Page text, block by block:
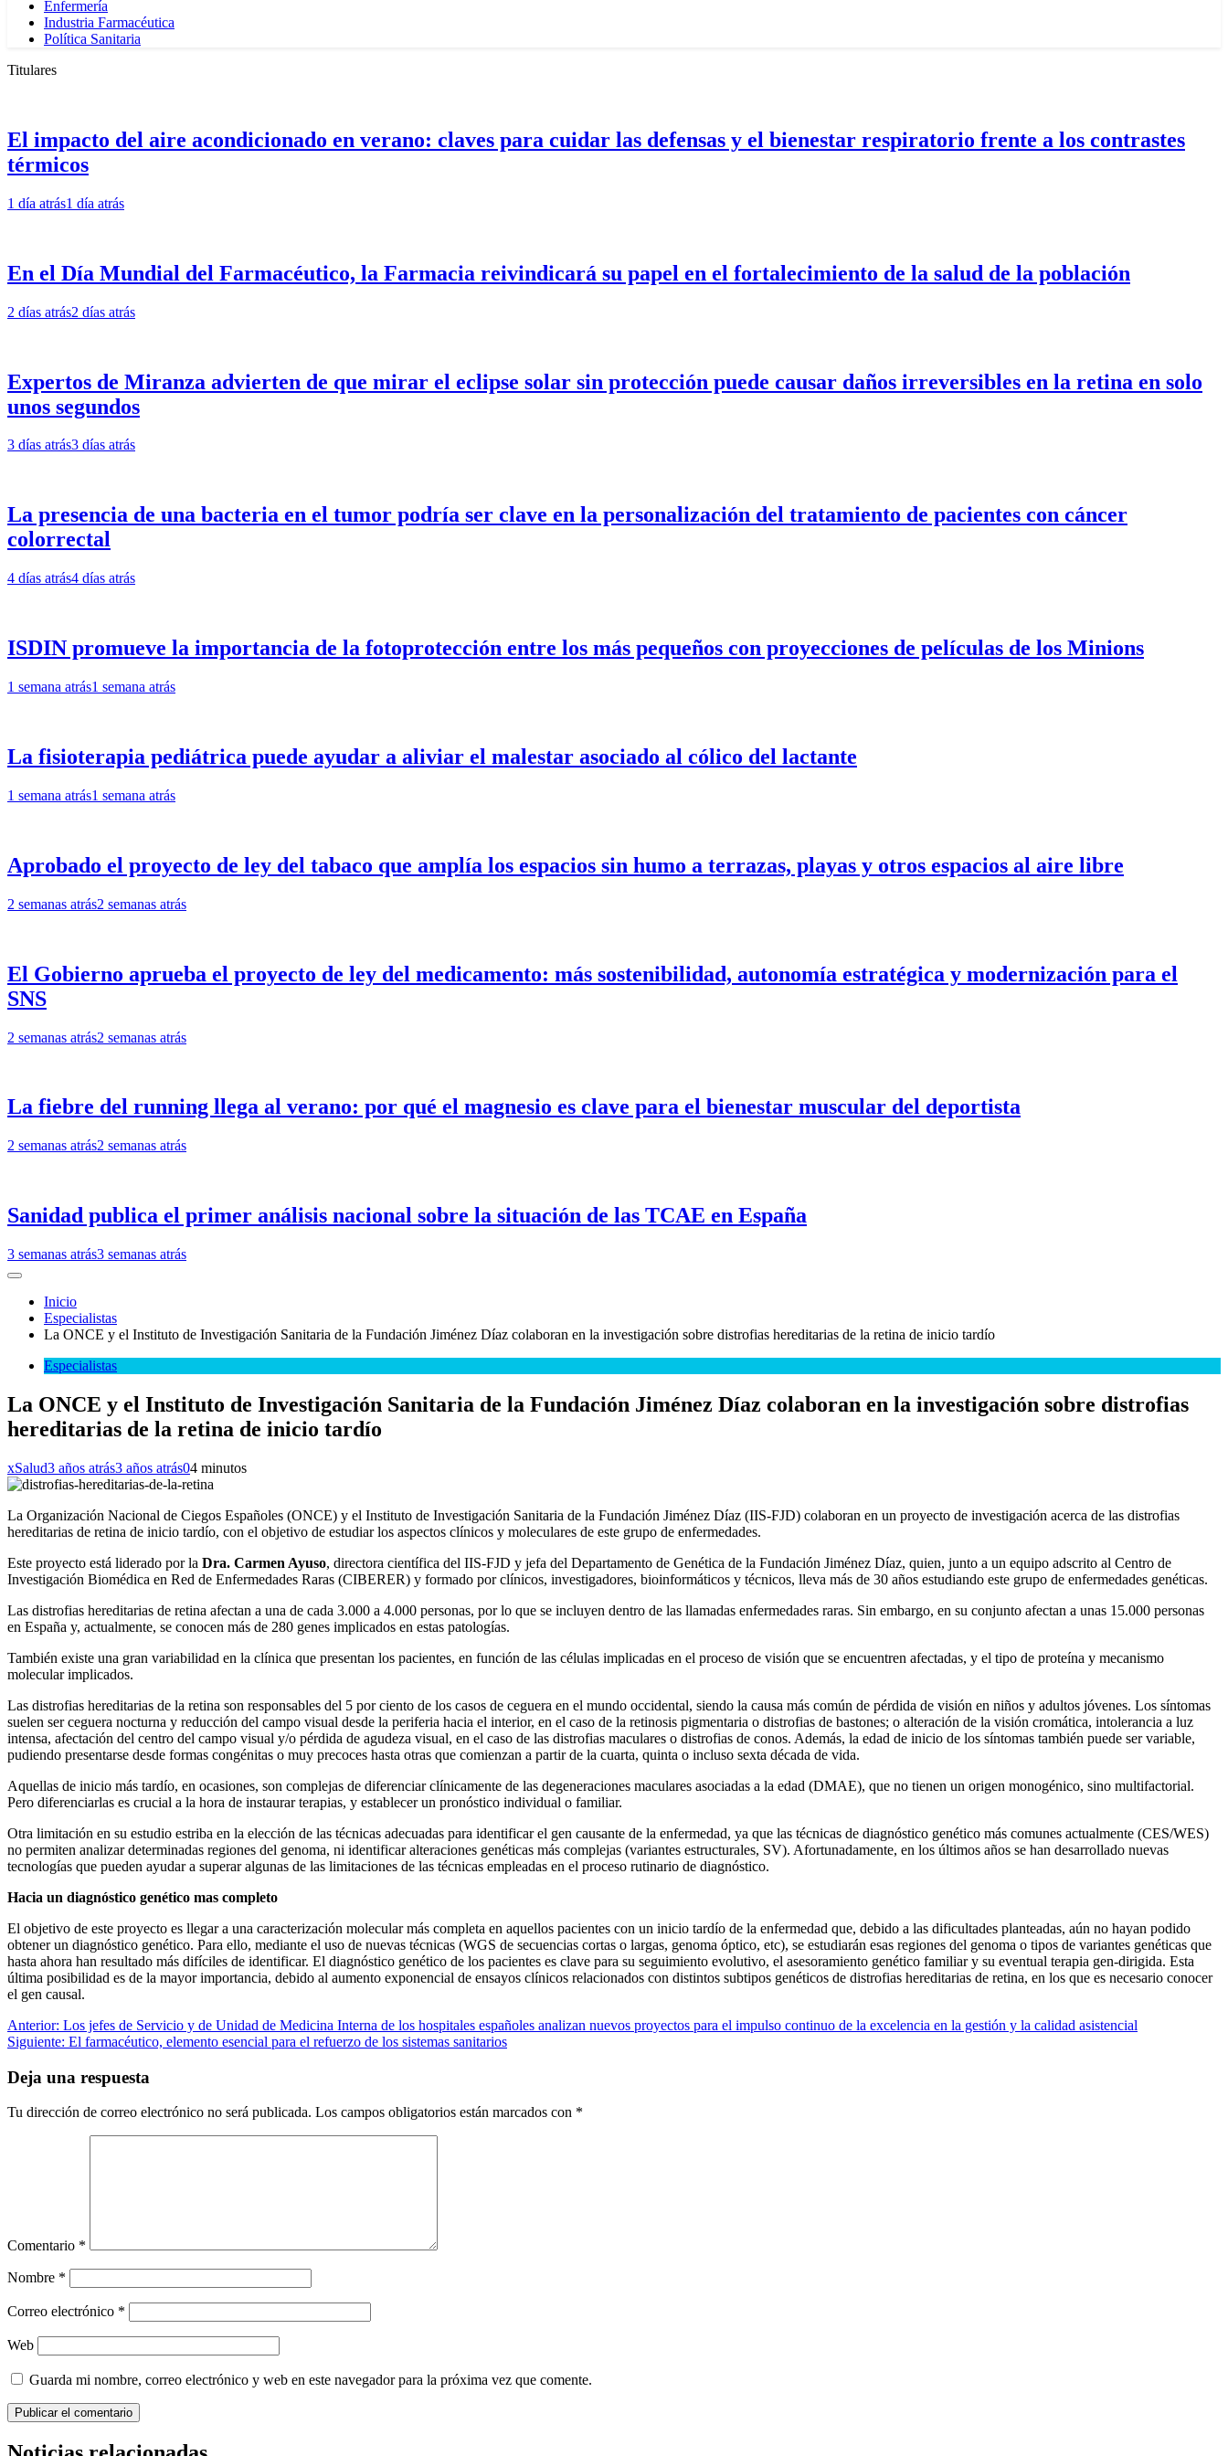
Enfermería
Industria Farmacéutica
Política Sanitaria
Titulares
El impacto del aire acondicionado en verano: claves para cuidar las defensas y el bienestar respiratorio frente a los contrastes
térmicos
1 día atrás1 día atrás
En el Día Mundial del Farmacéutico, la Farmacia reivindicará su papel en el fortalecimiento de la salud de la población
2 días atrás2 días atrás
Expertos de Miranza advierten de que mirar el eclipse solar sin protección puede causar daños irreversibles en la retina en solo
unos segundos
3 días atrás3 días atrás
La presencia de una bacteria en el tumor podría ser clave en la personalización del tratamiento de pacientes con cáncer
colorrectal
4 días atrás4 días atrás
ISDIN promueve la importancia de la fotoprotección entre los más pequeños con proyecciones de películas de los Minions
1 semana atrás1 semana atrás
La fisioterapia pediátrica puede ayudar a aliviar el malestar asociado al cólico del lactante
1 semana atrás1 semana atrás
Aprobado el proyecto de ley del tabaco que amplía los espacios sin humo a terrazas, playas y otros espacios al aire libre
2 semanas atrás2 semanas atrás
El Gobierno aprueba el proyecto de ley del medicamento: más sostenibilidad, autonomía estratégica y modernización para el
SNS
2 semanas atrás2 semanas atrás
La fiebre del running llega al verano: por qué el magnesio es clave para el bienestar muscular del deportista
2 semanas atrás2 semanas atrás
Sanidad publica el primer análisis nacional sobre la situación de las TCAE en España
3 semanas atrás3 semanas atrás
Inicio
Especialistas
La ONCE y el Instituto de Investigación Sanitaria de la Fundación Jiménez Díaz colaboran en la investigación sobre distrofias hereditarias de la retina de inicio tardío
Especialistas
La ONCE y el Instituto de Investigación Sanitaria de la Fundación Jiménez Díaz colaboran en la investigación sobre distrofias
hereditarias de la retina de inicio tardío
xSalud3 años atrás3 años atrás04 minutos
La Organización Nacional de Ciegos Españoles (ONCE) y el Instituto de Investigación Sanitaria de la Fundación Jiménez Díaz (IIS-FJD) colaboran en un proyecto de investigación acerca de las distrofias
hereditarias de retina de inicio tardío, con el objetivo de estudiar los aspectos clínicos y moleculares de este grupo de enfermedades.
Este proyecto está liderado por la Dra. Carmen Ayuso, directora científica del IIS-FJD y jefa del Departamento de Genética de la Fundación Jiménez Díaz, quien, junto a un equipo adscrito al Centro de
Investigación Biomédica en Red de Enfermedades Raras (CIBERER) y formado por clínicos, investigadores, bioinformáticos y técnicos, lleva más de 30 años estudiando este grupo de enfermedades genéticas.
Las distrofias hereditarias de retina afectan a una de cada 3.000 a 4.000 personas, por lo que se incluyen dentro de las llamadas enfermedades raras. Sin embargo, en su conjunto afectan a unas 15.000 personas
en España y, actualmente, se conocen más de 280 genes implicados en estas patologías.
También existe una gran variabilidad en la clínica que presentan los pacientes, en función de las células implicadas en el proceso de visión que se encuentren afectadas, y el tipo de proteína y mecanismo
molecular implicados.
Las distrofias hereditarias de la retina son responsables del 5 por ciento de los casos de ceguera en el mundo occidental, siendo la causa más común de pérdida de visión en niños y adultos jóvenes. Los síntomas
suelen ser ceguera nocturna y reducción del campo visual desde la periferia hacia el interior, en el caso de la retinosis pigmentaria o distrofias de bastones; o alteración de la visión cromática, intolerancia a luz
intensa, afectación del centro del campo visual y/o pérdida de agudeza visual, en el caso de las distrofias maculares o distrofias de conos. Además, la edad de inicio de los síntomas también puede ser variable,
pudiendo presentarse desde formas congénitas o muy precoces hasta otras que comienzan a partir de la cuarta, quinta o incluso sexta década de vida.
Aquellas de inicio más tardío, en ocasiones, son complejas de diferenciar clínicamente de las degeneraciones maculares asociadas a la edad (DMAE), que no tienen un origen monogénico, sino multifactorial.
Pero diferenciarlas es crucial a la hora de instaurar terapias, y establecer un pronóstico individual o familiar.
Otra limitación en su estudio estriba en la elección de las técnicas adecuadas para identificar el gen causante de la enfermedad, ya que las técnicas de diagnóstico genético más comunes actualmente (CES/WES)
no permiten analizar determinadas regiones del genoma, ni identificar alteraciones genéticas más complejas (variantes estructurales, SV). Afortunadamente, en los últimos años se han desarrollado nuevas
tecnologías que pueden ayudar a superar algunas de las limitaciones de las técnicas empleadas en el proceso rutinario de diagnóstico.
Hacia un diagnóstico genético mas completo
El objetivo de este proyecto es llegar a una caracterización molecular más completa en aquellos pacientes con un inicio tardío de la enfermedad que, debido a las dificultades planteadas, aún no hayan podido
obtener un diagnóstico genético. Para ello, mediante el uso de nuevas técnicas (WGS de secuencias cortas o largas, genoma óptico, etc), se estudiarán esas regiones del genoma o tipos de variantes genéticas que
hasta ahora han resultado más difíciles de identificar. El diagnóstico genético de los pacientes es clave para su seguimiento evolutivo, el asesoramiento genético familiar y su eventual terapia gen-dirigida. Esta
última posibilidad es de la mayor importancia, debido al aumento exponencial de ensayos clínicos relacionados con distintos subtipos genéticos de distrofias hereditarias de retina, en los que es necesario conocer
el gen causal.
Navegación
de
entradas
Anterior: Los jefes de Servicio y de Unidad de Medicina Interna de los hospitales españoles analizan nuevos proyectos para el impulso continuo de la excelencia en la gestión y la calidad asistencial
Siguiente: El farmacéutico, elemento esencial para el refuerzo de los sistemas sanitarios
Deja una respuesta
Tu dirección de correo electrónico no será publicada. Los campos obligatorios están marcados con *
Comentario *
Nombre *
Correo electrónico *
Web
Guarda mi nombre, correo electrónico y web en este navegador para la próxima vez que comente.